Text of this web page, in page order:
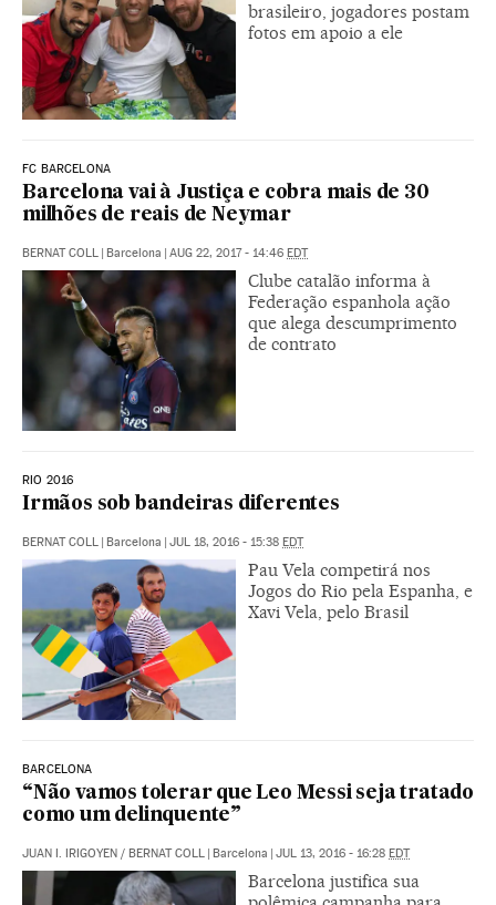
brasileiro, jogadores postam
fotos em apoio a ele
FC BARCELONA
Barcelona vai à Justiça e cobra mais de 30
milhões de reais de Neymar
BERNAT COLL Barcelona AUG 22, 2017 - 14:46 EDT
Clube catalão informa à
Federação espanhola ação
que alega descumprimento
de contrato
RIO 2016
Irmãos sob bandeiras diferentes
BERNAT COLL | Barcelona | JUL 18, 2016 - 15:38 EDT
Pau Vela competirá nos
Jogos do Rio pela Espanha, e
Xavi Vela, pelo Brasil
BARCELONA
“Não vamos tolerar que Leo Messi seja tratado
como um delinquente”
JUAN I. IRIGOYEN / BERNAT COLL | Barcelona | JUL 13, 2016 - 16:28 EDT
Barcelona justifica sua